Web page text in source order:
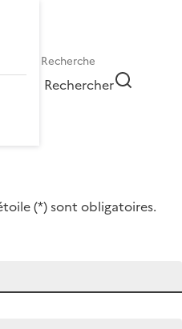
Rechercher
(*) sont obligatoires.